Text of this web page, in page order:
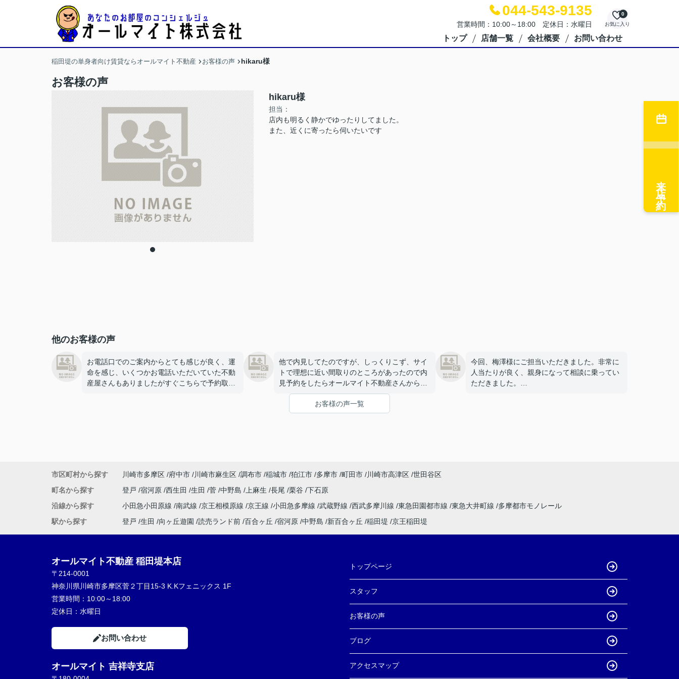
044-543-9135
営業時間：10:00～18:00 定休日：水曜日 お気に入り
0
トップ 店舗一覧 会社概要 お問い合わせ
稲田堤の単身者向け賃貸ならオールマイト不動産 お客様の声 hikaru様
お客様の声
hikaru様
担当：
店内も明るく静かでゆったりしてました。
また、近くに寄ったら伺いたいです
他のお客様の声
お電話口でのご案内からとても感じが良く、運
命を感じ、いくつかお電話いただいていた不動
産屋さんもありましたがすぐこちらで予約取ら
り、終始親切丁寧、分かりやすくご対応いただ
きました。
不動産屋さんに恵まれて大変満足しておりま
他で内見してたのですが、しっくりこず、サイ
トで理想に近い間取りのところがあったので内
見予約をしたらオールマイト不動産さんから連
絡を頂きました。期間の条件から別のお部屋を
教えていただき、わりとすぐに決まりました。
ありがとうございました。
今回、梅澤様にご担当いただきました。非常に
人当たりが良く、親身になって相談に乗ってい
ただきました。
お客様の声一覧
来店予約
市区町村から探す 川崎市多摩区 府中市 川崎市麻生区 調布市 稲城市 狛江市 多摩市 町田市 川崎市高津区 世田谷区
町名から探す
登戸 宿河原 西生田 生田 菅 中野島 上麻生 長尾 栗谷 下石原
沿線から探す
小田急小田原線 南武線 京王相模原線 京王線 小田急多摩線 武蔵野線 西武多摩川線 東急田園都市線 東急大井町線
多摩都市モノレール
駅から探す
登戸 生田 向ヶ丘遊園 読売ランド前 百合ヶ丘 宿河原 中野島 新百合ヶ丘 稲田堤 京王稲田堤
オールマイト不動産 稲田堤本店
〒214-0001
神奈川県川崎市多摩区菅２丁目15-3 K.Kフェニックス 1F
営業時間： 10:00～18:00
定休日： 水曜日
お問い合わせ
オールマイト 吉祥寺支店
トップページ
スタッフ
お客様の声
ブログ
アクセスマップ